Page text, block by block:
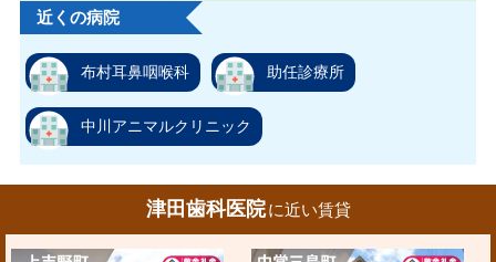
近くの病院
布村耳鼻咽喉科 助任診療所
中川アニマルクリニック
津田歯科医院 に近い賃貸